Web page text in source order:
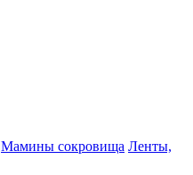
Мамины сокровища Ленты,